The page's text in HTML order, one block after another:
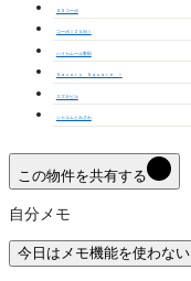
ＳＳコーポ
コーポＩＺＵＭＩ
ハイカムール野田
Ｓａｖｏｒｙ Ｓｑｕａｒｅ Ⅰ
スズキビル
シャルムとみざわ
この物件を共有する
自分メモ
今日はメモ機能を使わない